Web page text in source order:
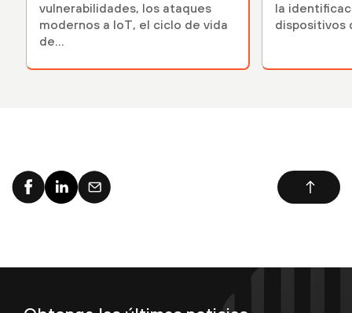
vulnerabilidades, los ataques
modernos a IoT, el ciclo de vida
de...
la
dispositivos